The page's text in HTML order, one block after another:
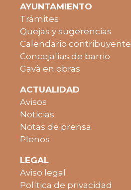
AYUNTAMIENTO
Trámites
Quejas y sugerencias
Calendario contribuyente
Concejalías de barrio
Gavà en obras
ACTUALIDAD
Avisos
Noticias
Notas de prensa
Plenos
LEGAL
Aviso legal
Política de privacidad